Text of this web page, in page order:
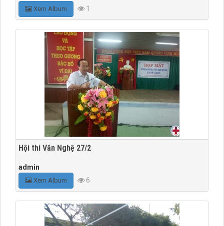
Xem Album 1
Hội thi Văn Nghệ 27/2
admin
Xem Album 6